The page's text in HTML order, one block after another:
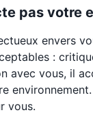
pas votre
envers
:
avec vous, il
vous.